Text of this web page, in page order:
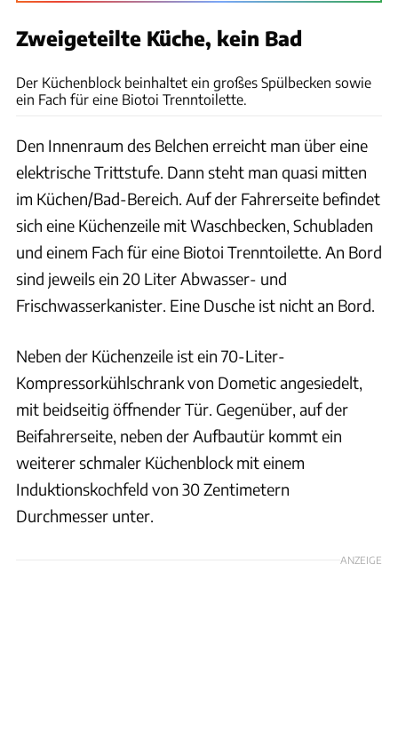
Zweigeteilte Küche, kein Bad
Der Küchenblock beinhaltet ein großes Spülbecken sowie
ein Fach für eine Biotoi Trenntoilette.
Den Innenraum des Belchen erreicht man über eine
elektrische Trittstufe. Dann steht man quasi mitten
im Küchen/Bad-Bereich. Auf der Fahrerseite befindet
sich eine Küchenzeile mit Waschbecken, Schubladen
und einem Fach für eine Biotoi Trenntoilette. An Bord
sind jeweils ein 20 Liter Abwasser- und
Frischwasserkanister. Eine Dusche ist nicht an Bord.
Neben der Küchenzeile ist ein 70-Liter-
Kompressorkühlschrank von Dometic angesiedelt,
mit beidseitig öffnender Tür. Gegenüber, auf der
Beifahrerseite, neben der Aufbautür kommt ein
weiterer schmaler Küchenblock mit einem
Induktionskochfeld von 30 Zentimetern
Durchmesser unter.
ANZEIGE